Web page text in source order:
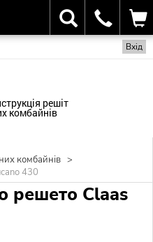
Вхід
решіт
комбайнів
комбайнів >
430
решето Claas